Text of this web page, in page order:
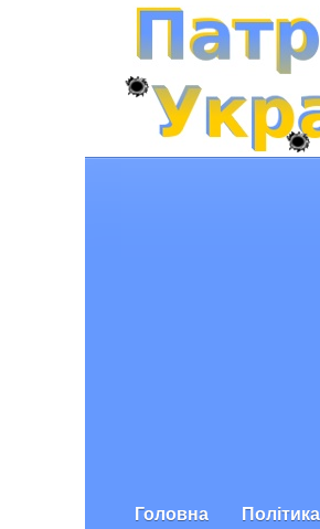
Головна Політика